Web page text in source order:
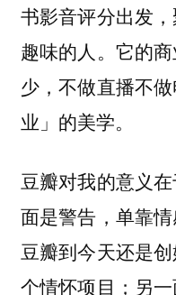
书影音评分出发
趣味的人。它的
少，不做直播不
业」的美学。
豆瓣对我的意义
面是警告，单靠
豆瓣到今天还是
个情怀项目；另